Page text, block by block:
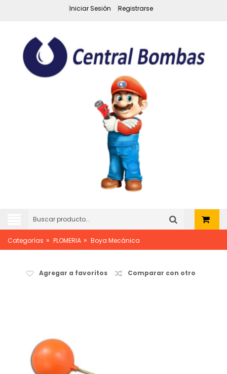
Iniciar Sesión Registrarse
Categorías » PLOMERIA » Boya Mecánica
Agregar a favoritos Comparar con otro